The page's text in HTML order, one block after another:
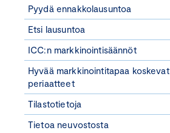
Pyydä ennakkolausuntoa
Etsi lausuntoa
ICC:n markkinointisäännöt
Hyvää markkinointitapaa koskevat
periaatteet
Tilastotietoja
Tietoa neuvostosta